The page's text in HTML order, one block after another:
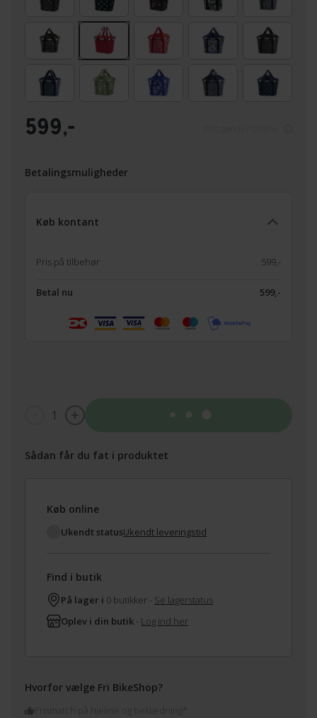
599,-
Betalingsmuligheder
Køb kontant
Pris på tilbehør 599,-
Betal nu 599,-
1
Sådan får du fat i produktet
Køb online
Ukendt statusUkendt leveringstid
Find i butik
På lager i 0 butikker - Se lagerstatus
Oplev i din butik - Log ind her
Hvorfor vælge Fri BikeShop?
Prismatch på hjelme og beklædning*